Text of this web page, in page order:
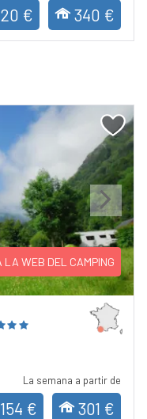
€ 340 €
Next
LA WEB DEL CAMPING
La semana a partir de
154 € 301 €